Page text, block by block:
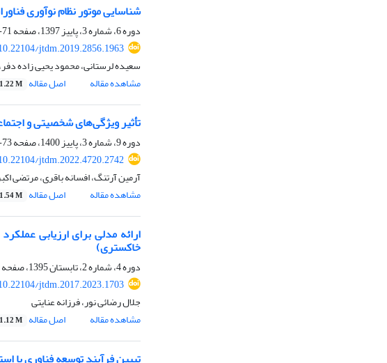
شناسایی موتور نظام نوآوری
دوره 6، شماره 3، پاییز 1397، صفحه
71-100
jtdm.2019.2856.1963
سعیده لرستانی، محمود یحیی زاده
مشاهده مقاله
اصل مقاله 1.22 M
تأثیر ویژگی‌های شخصیتی و
دوره 9، شماره 3، پاییز 1400، صفحه
73-98
jtdm.2022.4720.2742
آرمین آرتنگ، افسانه باقری، مرتضی
مشاهده مقاله
اصل مقاله 1.54 M
ارائه مدلی برای ارزیابی
خاکستری)
دوره 4، شماره 2، تابستان 1395، صفحه
jtdm.2017.2023.1703
جلال رضائی نور، فرزانه عنایتی
مشاهده مقاله
اصل مقاله 1.12 M